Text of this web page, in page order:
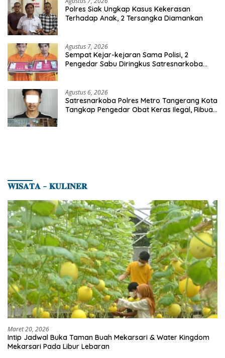
Polres Siak Ungkap Kasus Kekerasan
Terhadap Anak, 2 Tersangka Diamankan
Agustus 7, 2026
Sempat Kejar-kejaran Sama Polisi, 2
Pengedar Sabu Diringkus Satresnarkoba
Agustus 6, 2026
Satresnarkoba Polres Metro Tangerang Kota
Tangkap Pengedar Obat Keras Ilegal, Ribuan
𝐖𝐈𝐒𝐀𝐓𝐀 – 𝐊𝐔𝐋𝐈𝐍𝐄𝐑
Maret 20, 2026
Intip Jadwal Buka Taman Buah Mekarsari & Water Kingdom
Mekarsari Pada Libur Lebaran